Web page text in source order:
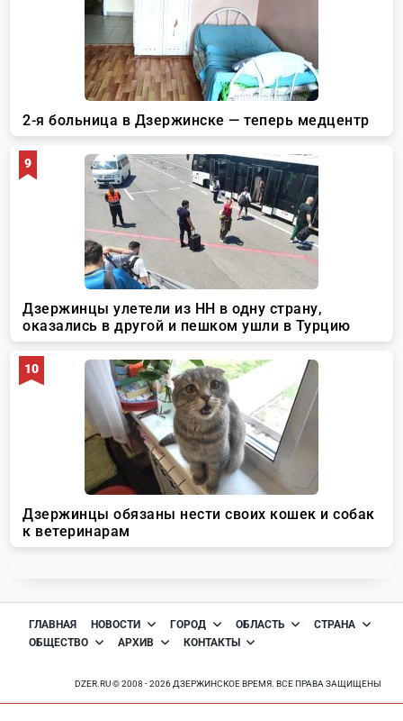
ГЛАВНАЯ НОВОСТИ ГОРОД ОБЛАСТЬ
СТРАНА
ОБЩЕСТВО
АРХИВ КОНТАКТЫ
DZER.RU © 2008 - 2026 ДЗЕРЖИНСКОЕ ВРЕМЯ. ВСЕ ПРАВА ЗАЩИЩЕНЫ